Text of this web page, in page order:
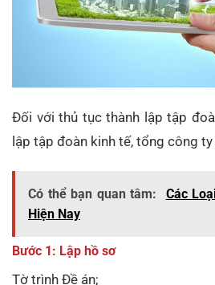
Đối với thủ tục thành lập tập
lập tập đoàn kinh tế, tổng công
Có thể bạn quan tâm:
Các
Hiện Nay
Bước 1: Lập hồ sơ
Tờ trình Đề án;